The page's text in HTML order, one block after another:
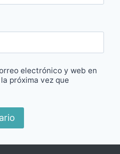
electrónico y web en
próxima vez que